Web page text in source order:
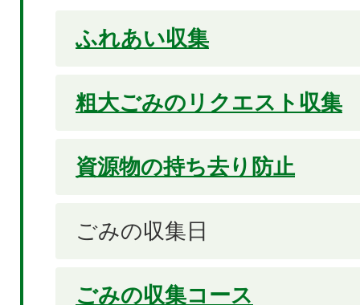
ふれあい収集
粗大ごみのリクエスト収集
資源物の持ち去り防止
ごみの収集日
ごみの収集コース